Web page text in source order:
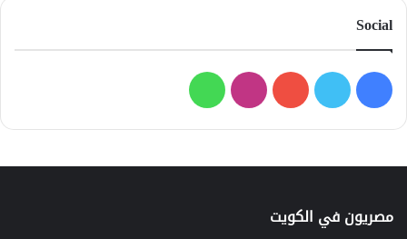
Social
فيسبوك
تويتر يوتيوبانستقرامواتساب
مصريون في الكويت